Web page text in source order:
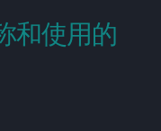
和使用的